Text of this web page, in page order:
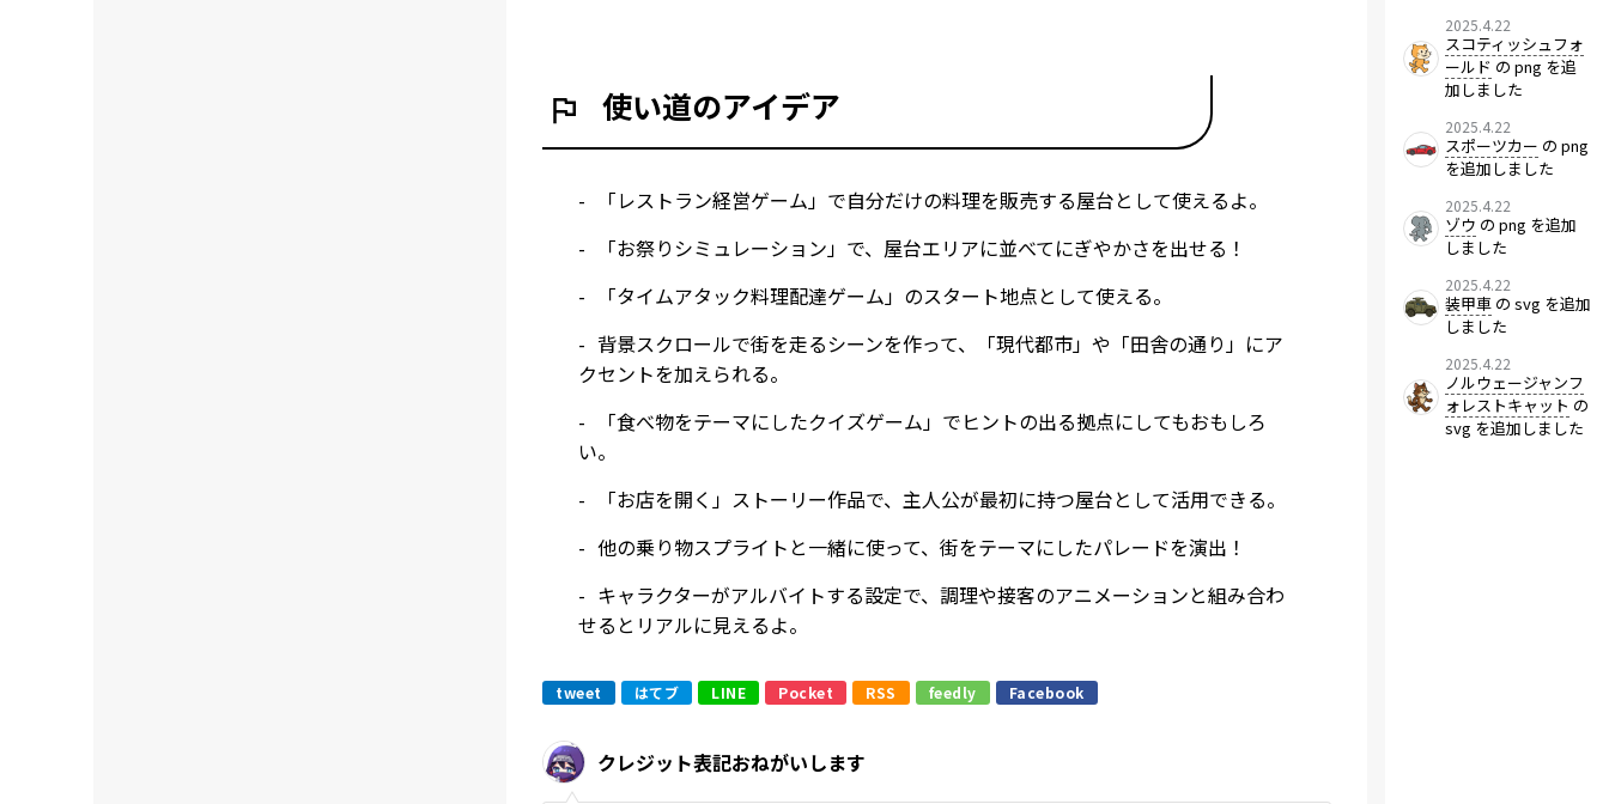
使い道のアイデア
「レストラン経営ゲーム」で自分だけの料理を販売する屋台として使えるよ。
「お祭りシミュレーション」で、屋台エリアに並べてにぎやかさを出せる！
「タイムアタック料理配達ゲーム」のスタート地点として使える。
背景スクロールで街を走るシーンを作って、「現代都市」や「田舎の通り」にア
クセントを加えられる。
「食べ物をテーマにしたクイズゲーム」でヒントの出る拠点にしてもおもしろ
い。
「お店を開く」ストーリー作品で、主人公が最初に持つ屋台として活用できる。
他の乗り物スプライトと一緒に使って、街をテーマにしたパレードを演出！
キャラクターがアルバイトする設定で、調理や接客のアニメーションと組み合わ
せるとリアルに見えるよ。
tweet はてブ LINE Pocket RSS feedly Facebook
クレジット表記おねがいします
2025.4.22
スコティッシュフォ
ールド の png を追
加しました
2025.4.22
スポーツカー の png
を追加しました
2025.4.22
ゾウ の png を追加
しました
2025.4.22
装甲車の svg を追加
しました
2025.4.22
ノルウェージャンフ
ォレストキャット の
svg を追加しました